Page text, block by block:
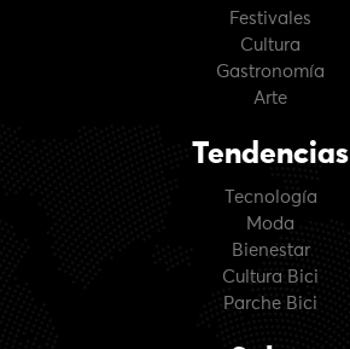
Festivales
Cultura
Gastronomía
Arte
Tendencias
Tecnología
Moda
Bienestar
Cultura Bici
Parche Bici